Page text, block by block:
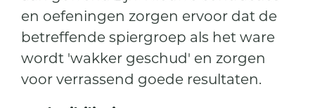
en oefeningen zorgen ervoor dat de
betreffende spiergroep als het ware
wordt 'wakker geschud' en zorgen
voor verrassend goede resultaten.